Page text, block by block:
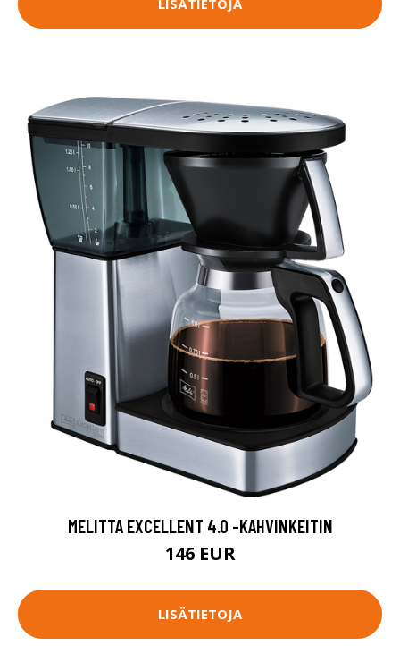
LISÄTIETOJA
MELITTA EXCELLENT 4.0 -KAHVINKEITIN
146 EUR
LISÄTIETOJA